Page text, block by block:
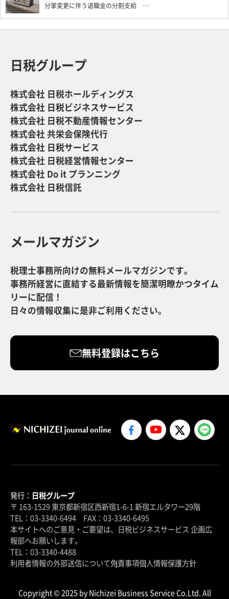
分掌変更に伴う退職金の分割支給 …
日税グループ
株式会社 日税ホールディングス
株式会社 日税ビジネスサービス
株式会社 日税不動産情報センター
株式会社 共栄会保険代行
株式会社 日税サービス
株式会社 日税経営情報センター
株式会社 Do it プランニング
株式会社 日税信託
メールマガジン
税理士事務所向けの無料メールマガジンです。
事務所経営に直結する最新情報を簡潔明瞭かつタイム
リーに配信！
日々の情報収集に是非ご利用ください。
無料登録はこちら
発行： 日税グループ
〒 163-1529 東京都新宿区西新宿1-6-1 新宿エルタワー29階
TEL：03-3340-6494 FAX：03-3340-6495
本サイトへのご意見・ご要望は、日税ビジネスサービス 企画広
報部へお願いします。
TEL：03-3340-4488
利用者情報の外部送信について免責事項個人情報保護方針
Copyright © 2025 by Nichizei Business Service Co.Ltd. All